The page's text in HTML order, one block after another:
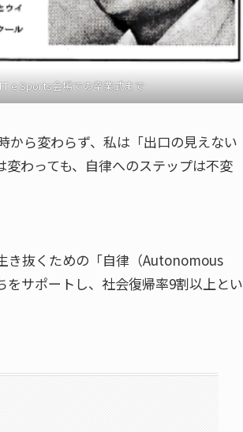
e Sports会場での卒業式まで
から変わらず、私は「出口の見えない
わっても、自律へのステップは不変
き抜くための「自律（Autonomous
サポートし、社会復帰率9割以上とい